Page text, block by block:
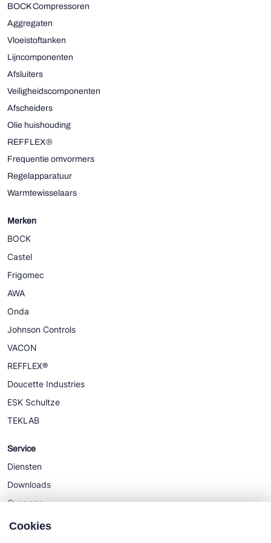
BOCK Compressoren
Aggregaten
Vloeistoftanken
Lijncomponenten
Afsluiters
Veiligheidscomponenten
Afscheiders
Olie huishouding
REFFLEX®
Frequentie omvormers
Regelapparatuur
Warmtewisselaars
Merken
BOCK
Castel
Frigomec
AWA
Onda
Johnson Controls
VACON
REFFLEX®
Doucette Industries
ESK Schultze
TEKLAB
Service
Diensten
Downloads
Over ons
Nieuws
Cookies